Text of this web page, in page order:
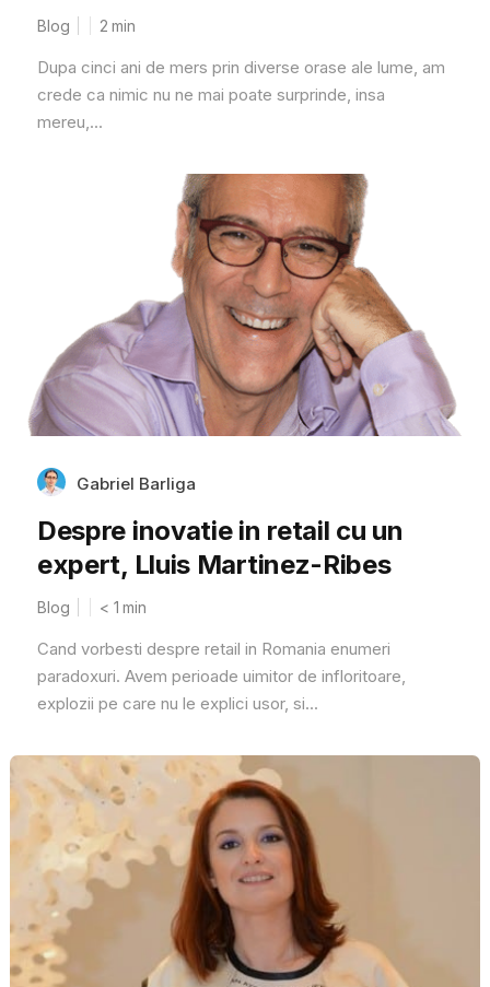
Blog 2 min
Dupa cinci ani de mers prin diverse orase ale lume, am
crede ca nimic nu ne mai poate surprinde, insa
mereu,...
Gabriel Barliga
Despre inovatie in retail cu un
expert, Lluis Martinez-Ribes
Blog < 1 min
Cand vorbesti despre retail in Romania enumeri
paradoxuri. Avem perioade uimitor de infloritoare,
explozii pe care nu le explici usor, si...